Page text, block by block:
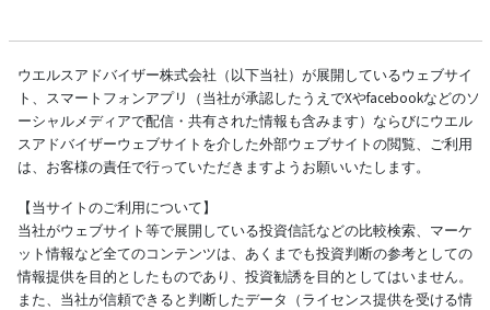
ウエルスアドバイザー株式会社（以下当社）が展開しているウェブサイ
ト、スマートフォンアプリ（当社が承認したうえでXやfacebookなどのソ
ーシャルメディアで配信・共有された情報も含みます）ならびにウエル
スアドバイザーウェブサイトを介した外部ウェブサイトの閲覧、ご利用
は、お客様の責任で行っていただきますようお願いいたします。
【当サイトのご利用について】
当社がウェブサイト等で展開している投資信託などの比較検索、マーケ
ット情報など全てのコンテンツは、あくまでも投資判断の参考としての
情報提供を目的としたものであり、投資勧誘を目的としてはいません。
また、当社が信頼できると判断したデータ（ライセンス提供を受ける情